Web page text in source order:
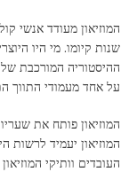
המוזיאון מעודד אנשי
שנות קיומו. מי היו
ההיסטוריה המורכבת של
על אחד מעמודי התווך
המוזיאון פותח את
המוזיאון יעמיד לרשות
העובדים וותיקי